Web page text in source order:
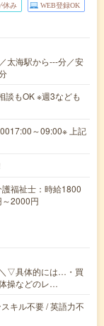
休み WEB登録OK
太海駅から---分／安
談もOK ※週3なども
～09:00※ 上記
福祉士：時給1800
2000円
＼▽具体的には…・買
操などのレ…
キル不要 / 英語力不